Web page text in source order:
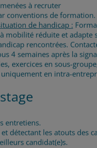
à recruter
de formation.
de handicap :
mobilité réduite et adapte
rencontrées.
4 semaines après la
exercices en sous-
en intra-
entretiens.
détectant les atouts des
candidat(e)s.